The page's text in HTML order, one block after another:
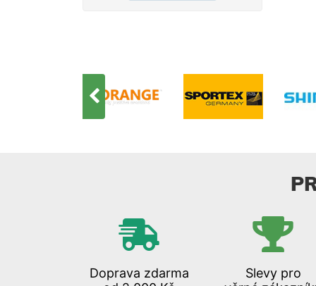
Doprava zdarma
Slevy pro